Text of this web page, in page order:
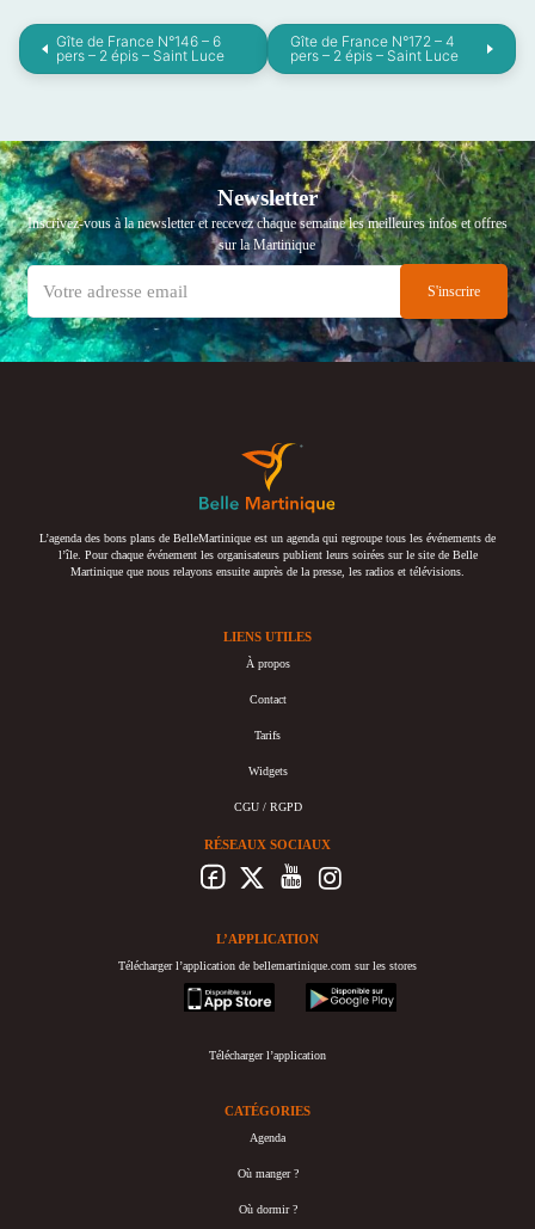
Gîte de France N°146 – 6
pers – 2 épis – Saint Luce
Gîte de France N°172 – 4
pers – 2 épis – Saint Luce
Newsletter
Inscrivez-vous à la newsletter et recevez chaque semaine les meilleures infos et offres
sur la Martinique
L’agenda des bons plans de BelleMartinique est un agenda qui regroupe tous les événements de
l’île. Pour chaque événement les organisateurs publient leurs soirées sur le site de Belle
Martinique que nous relayons ensuite auprès de la presse, les radios et télévisions.
LIENS UTILES
À propos
Contact
Tarifs
Widgets
CGU / RGPD
RÉSEAUX SOCIAUX
L’APPLICATION
Télécharger l’application de bellemartinique.com sur les stores
appstore
googleplay
Télécharger l’application
CATÉGORIES
Agenda
Où manger ?
Où dormir ?